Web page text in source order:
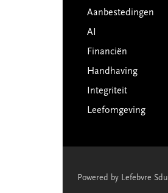
Aanbestedingen
AI
Financiën
Handhaving
Integriteit
Leefomgeving
Powered by Lefebvre Sdu